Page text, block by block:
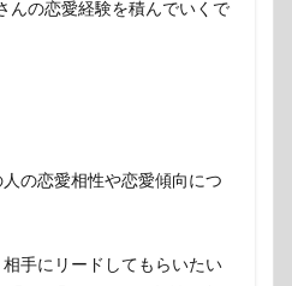
んの恋愛経験を積んでいくで
の恋愛相性や恋愛傾向につ
手にリードしてもらいたい